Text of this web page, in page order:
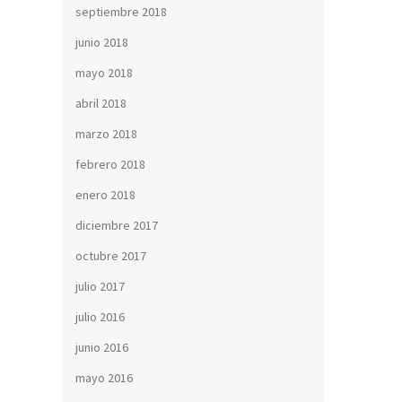
septiembre 2018
junio 2018
mayo 2018
abril 2018
marzo 2018
febrero 2018
enero 2018
diciembre 2017
octubre 2017
julio 2017
julio 2016
junio 2016
mayo 2016